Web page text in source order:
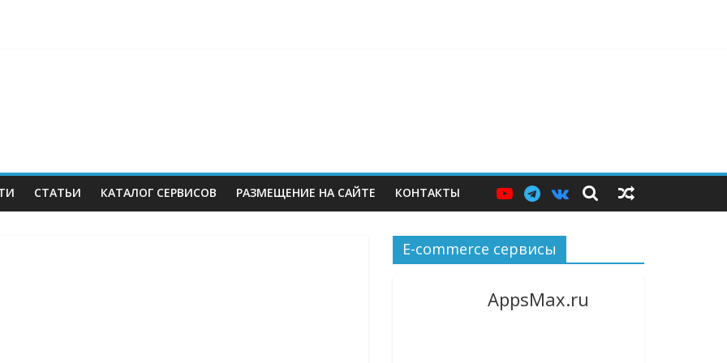
СТАТЬИ КАТАЛОГ СЕРВИСОВ РАЗМЕЩЕНИЕ НА САЙТЕ КОНТАКТЫ
E-commerce сервисы
AppsMax.ru